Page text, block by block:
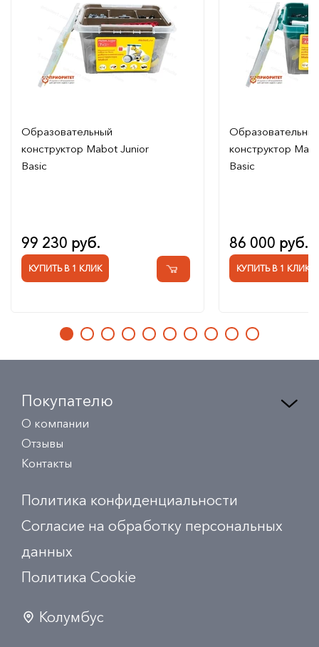
Образовательный
конструктор Mabot Junior
Basic
99 230 руб.
КУПИТЬ В 1 КЛИК
конструктор
Basic
86 000 руб.
КУПИТЬ В 1 КЛИК
Покупателю
О компании
Отзывы
Контакты
Политика конфиденциальности
Согласие на обработку персональных
данных
Политика Сookie
Колумбус